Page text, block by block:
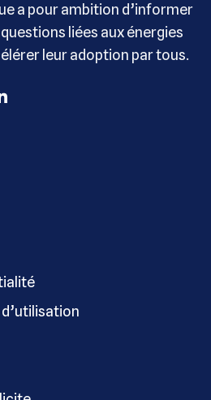
a pour ambition d’informer
liées aux énergies
leur adoption par tous.